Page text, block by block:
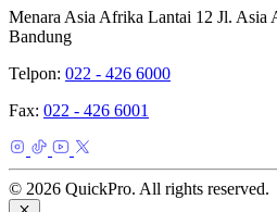
Menara Asia Afrika Lantai 12 Jl. Asia
Bandung
Telpon: 022 - 426 6000
Fax: 022 - 426 6001
© 2026 QuickPro. All rights reserved.